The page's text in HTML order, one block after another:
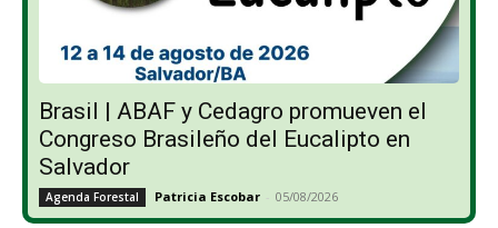
Brasil | ABAF y Cedagro promueven el
Congreso Brasileño del Eucalipto en
Salvador
Agenda Forestal Patricia Escobar - 05/08/2026